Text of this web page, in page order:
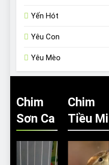
Yến Hót
Yêu Con
Yêu Mèo
Chim
Sơn Ca
Chim
Tiều Mi